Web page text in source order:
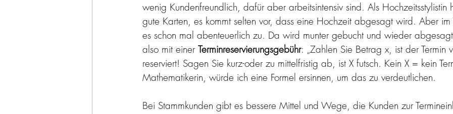
wenig Kundenfreundlich, dafür aber arbeitsintensiv sind. Als Hochzeitsstylistin
gute Karten, es kommt selten vor, dass eine Hochzeit abgesagt wird. Aber
es schon mal abenteuerlich zu. Da wird munter gebucht und wieder
also mit einer Terminreservierungsgebühr: „Zahlen Sie Betrag x, ist der Termin
reserviert! Sagen Sie kurz-oder zu mittelfristig ab, ist X futsch. Kein X = kein
Mathematikerin, würde ich eine Formel ersinnen, um das zu verdeutlichen.
Bei Stammkunden gibt es bessere Mittel und Wege, die Kunden zur